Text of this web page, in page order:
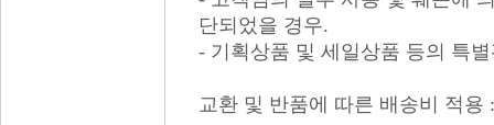
단되었을 경우.
- 기획상품 및 세일상품 등의 특
교환 및 반품에 따른 배송비 적용 :